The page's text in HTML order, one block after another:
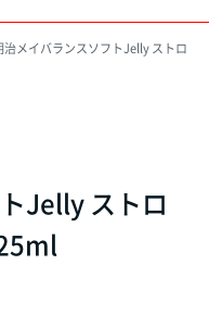
治メイバランスソフトJelly ストロ
Jelly ストロ